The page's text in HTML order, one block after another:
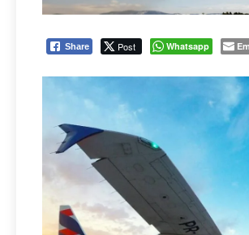
Share Post Whatsapp